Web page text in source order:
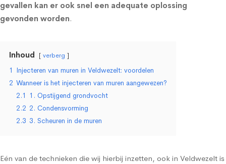
gevallen kan er ook snel een adequate oplossing
gevonden worden.
Inhoud verberg
1 Injecteren van muren in Veldwezelt: voordelen
2 Wanneer is het injecteren van muren aangewezen?
2.1 1. Opstijgend grondvocht
2.2 2. Condensvorming
2.3 3. Scheuren in de muren
Eén van de technieken die wij hierbij inzetten, ook in Veldwezelt is